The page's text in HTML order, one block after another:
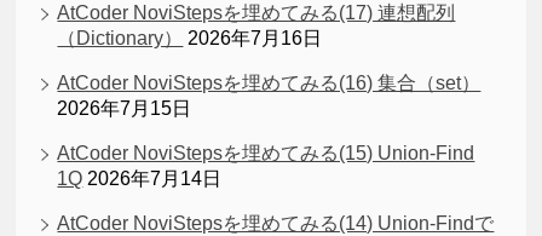
AtCoder NoviStepsを埋めてみる(17) 連想配列
（Dictionary）
2026年7月16日
AtCoder NoviStepsを埋めてみる(16) 集合（set）
2026年7月15日
AtCoder NoviStepsを埋めてみる(15) Union-Find
1Q 2026年7月14日
AtCoder NoviStepsを埋めてみる(14) Union-Findで